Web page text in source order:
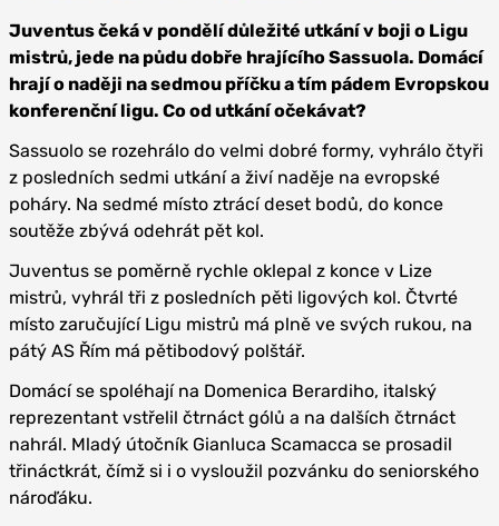
Fiorentina
Juventus čeká v pondělí důležité utkání v boji o Ligu
mistrů, jede na půdu dobře hrajícího Sassuola. Domácí
hrají o naději na sedmou příčku a tím pádem Evropskou
konferenční ligu. Co od utkání očekávat?
Sassuolo se rozehrálo do velmi dobré formy, vyhrálo čtyři
z posledních sedmi utkání a živí naděje na evropské
poháry. Na sedmé místo ztrácí deset bodů, do konce
soutěže zbývá odehrát pět kol.
Juventus se poměrně rychle oklepal z konce v Lize
mistrů, vyhrál tři z posledních pěti ligových kol. Čtvrté
místo zaručující Ligu mistrů má plně ve svých rukou, na
pátý AS Řím má pětibodový polštář.
Domácí se spoléhají na Domenica Berardiho, italský
reprezentant vstřelil čtrnáct gólů a na dalších čtrnáct
nahrál. Mladý útočník Gianluca Scamacca se prosadil
třináctkrát, čímž si i o vysloužil pozvánku do seniorského
nároďáku.